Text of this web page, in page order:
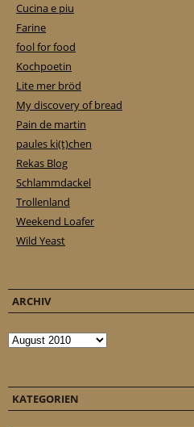
Cucina e piu
Farine
fool for food
Kochpoetin
Lite mer bröd
My discovery of bread
Pain de martin
paules ki(t)chen
Rekas Blog
Schlammdackel
Trollenland
Weekend Loafer
Wild Yeast
ARCHIV
Archiv
KATEGORIEN